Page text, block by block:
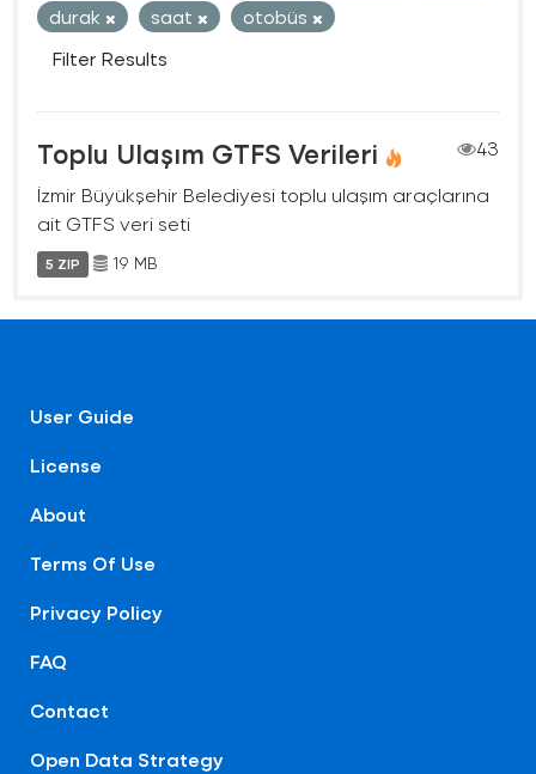
durak
saat
otobüs
Filter Results
Toplu Ulaşım GTFS Verileri
43
İzmir Büyükşehir Belediyesi toplu ulaşım araçlarına
ait GTFS veri seti
5 ZIP 19 MB
User Guide
License
About
Terms Of Use
Privacy Policy
FAQ
Contact
Open Data Strategy